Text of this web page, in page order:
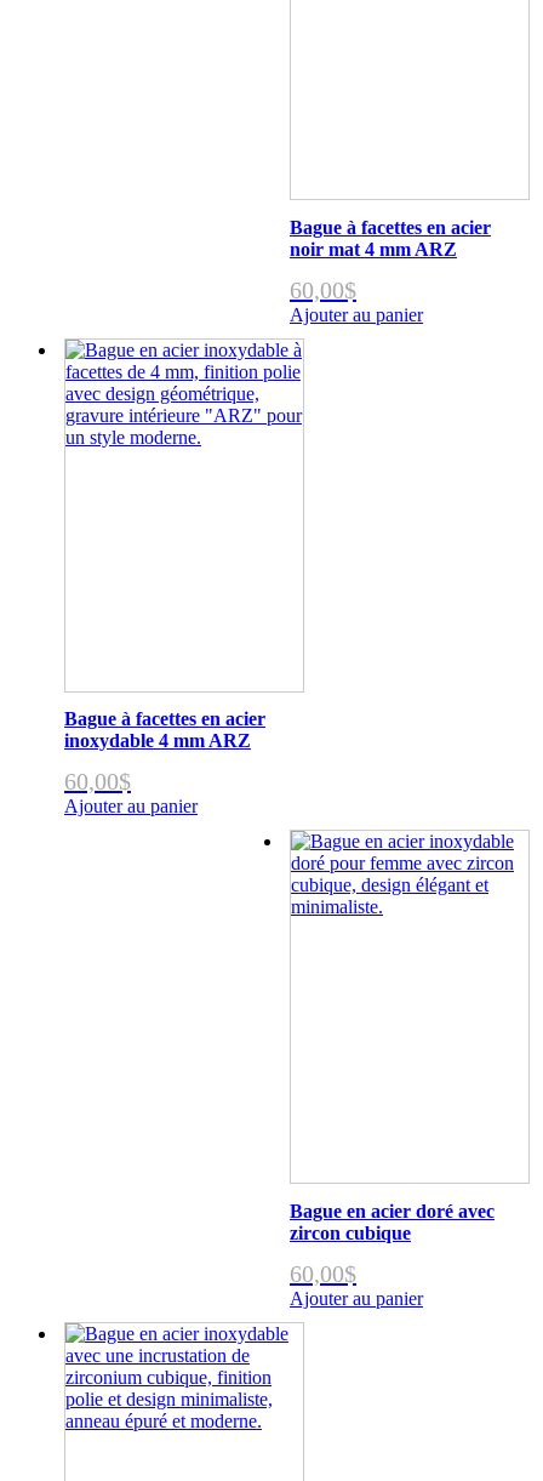
Bague à facettes en acier
noir mat 4 mm ARZ
60,00$
Ajouter au panier
Bague à facettes en acier
inoxydable 4 mm ARZ
60,00$
Ajouter au panier
Bague en acier doré avec
zircon cubique
60,00$
Ajouter au panier